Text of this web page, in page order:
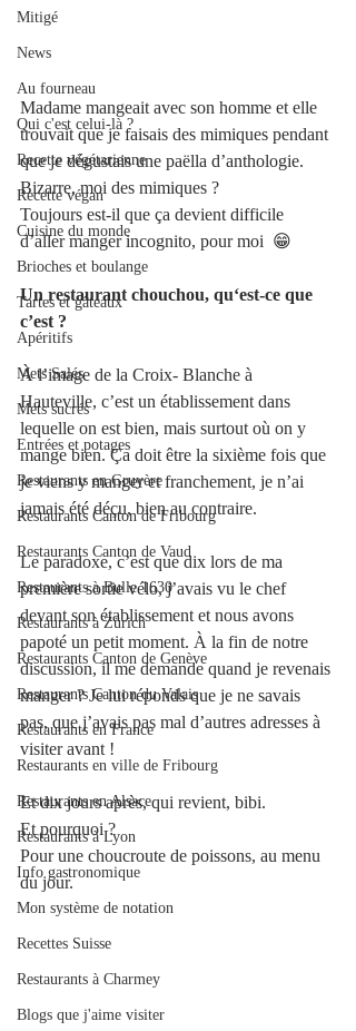
Mitigé
News
Au fourneau
Qui c'est celui-là ?
Recette végétarienne
Recette végan
Cuisine du monde
Brioches et boulange
Tartes et gâteaux
Apéritifs
Mets Salés
Mets sucrés
Entrées et potages
Restaurants en Gruyère
Restaurants Canton de Fribourg
Restaurants Canton de Vaud
Restaurants à Bulle 1630
Restaurants à Zürich
Restaurants Canton de Genève
Restaurants Canton du Valais
Restaurants en France
Restaurants en ville de Fribourg
Restaurants en Alsace
Restaurants à Lyon
Info gastronomique
Mon système de notation
Recettes Suisse
Restaurants à Charmey
Blogs que j'aime visiter
Madame mangeait avec son homme et elle
trouvait que je faisais des mimiques pendant
que je dégustais une paëlla d’anthologie.
Bizarre, moi des mimiques ?
Toujours est-il que ça devient difficile
d’aller manger incognito, pour moi  😁
Un restaurant chouchou, qu‘est-ce que
c’est ?
À l’image de la Croix- Blanche à
Hauteville, c’est un établissement dans
lequelle on est bien, mais surtout où on y
mange bien. Ça doit être la sixième fois que
je viens y manger et franchement, je n’ai
jamais été déçu, bien au contraire.
Le paradoxe, c’est que dix lors de ma
première sortie vélo, j’avais vu le chef
devant son établissement et nous avons
papoté un petit moment. À la fin de notre
discussion, il me demande quand je revenais
manger ? Je lui réponds que je ne savais
pas, que j’avais pas mal d’autres adresses à
visiter avant !
Et dix jours après, qui revient, bibi.
Et pourquoi ?
Pour une choucroute de poissons, au menu
du jour.